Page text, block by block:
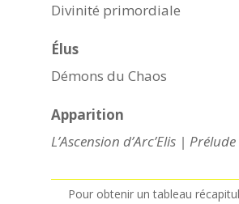
Divinité primordiale
Élus
Démons du Chaos
Apparition
L’Ascension d’Arc’Elis | Prélude
Pour obtenir un tableau